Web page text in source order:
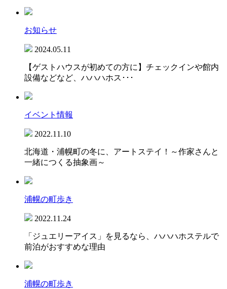
お知らせ
2024.05.11
【ゲストハウスが初めての方に】チェックインや館内
設備などなど、ハハハホス･･･
イベント情報
2022.11.10
北海道・浦幌町の冬に、アートステイ！～作家さんと
一緒につくる抽象画～
浦幌の町歩き
2022.11.24
「ジュエリーアイス」を見るなら、ハハハホステルで
前泊がおすすめな理由
浦幌の町歩き